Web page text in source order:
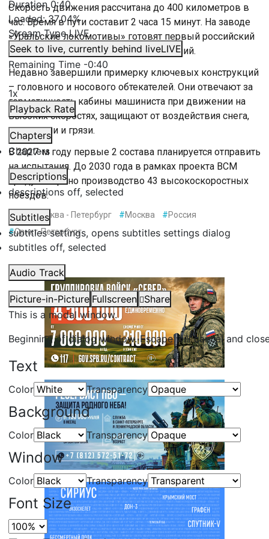
Duration0:40
Loaded:37.04%
Stream TypeLIVE
Seek to live, currently behind liveLIVE
Remaining Time -0:40
1x
Playback Rate
Chapters
Chapters
Descriptions
descriptions off, selected
Subtitles
subtitles settings, opens subtitles settings dialog
subtitles off, selected
Audio Track
Picture-in-Picture Fullscreen
Share
This is a modal window.
Beginning of dialog window. Escape will cancel and
Text
Color Transparency
Background
Color Transparency
Window
Color Transparency
Font Size
Скорость движения рассчитана до 400 километров в
час. Время в пути составит 2 часа 15 минут. На заводе
«Уральские локомотивы» готовят первый российский
высокоскоростной поезд для испытаний.
Недавно завершили примерку ключевых конструкций
– головного и носового обтекателей. Они отвечают за
герметичность кабины машиниста при движении на
высоких скоростях, защищают от воздействия снега,
льда, пыли и грязи.
В 2027-м году первые 2 состава планируется отправить
на испытания. До 2030 года в рамках проекта ВСМ
предусмотрено производство 43 высокоскоростных
поездов.
#ВСМ Москва - Петербург #Москва #Россия
#Санкт-Петербург